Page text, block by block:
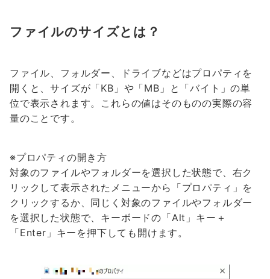
ファイルのサイズとは？
ファイル、フォルダー、ドライブなどはプロパティを
開くと、サイズが「KB」や「MB」と「バイト」の単
位で表示されます。これらの値はそのものの実際の容
量のことです。
※プロパティの開き方
対象のファイルやフォルダーを選択した状態で、右ク
リックして表示されたメニューから「プロパティ」を
クリックするか、同じく対象のファイルやフォルダー
を選択した状態で、キーボードの「Alt」キー＋
「Enter」キーを押下しても開けます。